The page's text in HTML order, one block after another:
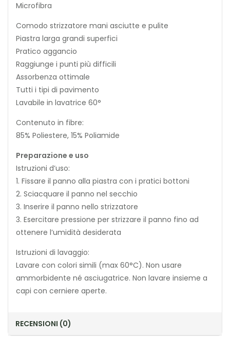
Microfibra
Comodo strizzatore mani asciutte e pulite
Piastra larga grandi superfici
Pratico aggancio
Raggiunge i punti più difficili
Assorbenza ottimale
Tutti i tipi di pavimento
Lavabile in lavatrice 60°
Contenuto in fibre:
85% Poliestere, 15% Poliamide
Preparazione e uso
Istruzioni d’uso:
1. Fissare il panno alla piastra con i pratici bottoni
2. Sciacquare il panno nel secchio
3. Inserire il panno nello strizzatore
3. Esercitare pressione per strizzare il panno fino ad
ottenere l’umidità desiderata
Istruzioni di lavaggio:
Lavare con colori simili (max 60°C). Non usare
ammorbidente né asciugatrice. Non lavare insieme a
capi con cerniere aperte.
RECENSIONI (0)